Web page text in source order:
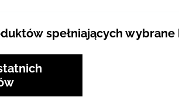
spełniających